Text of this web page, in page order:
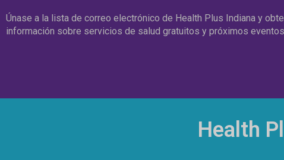
Únase a la lista de correo electrónico de Health Plus Indiana y
información sobre servicios de salud gratuitos y próximos
Health